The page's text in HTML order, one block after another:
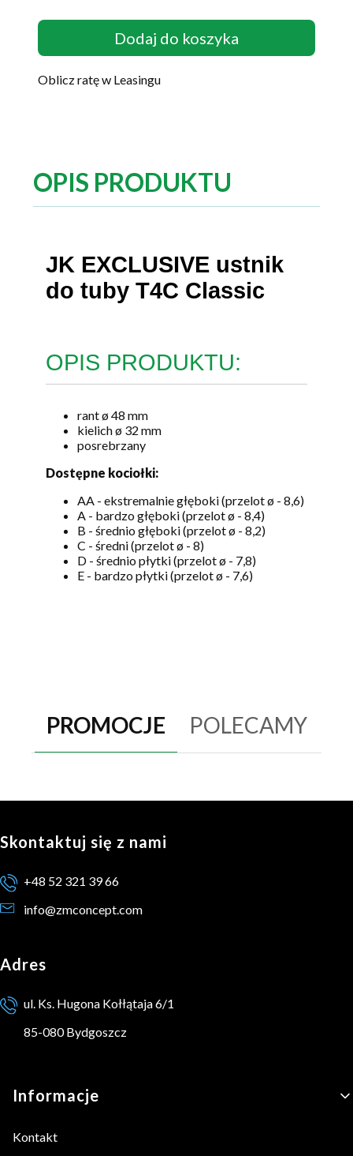
Dodaj do koszyka
Oblicz ratę w Leasingu
OPIS PRODUKTU
JK EXCLUSIVE ustnik
do tuby T4C Classic
OPIS PRODUKTU:
rant ø 48 mm
kielich ø 32 mm
posrebrzany
Dostępne kociołki:
AA - ekstremalnie głęboki (przelot ø - 8,6)
A - bardzo głęboki (przelot ø - 8,4)
B - średnio głęboki (przelot ø - 8,2)
C - średni (przelot ø - 8)
D - średnio płytki (przelot ø - 7,8)
E - bardzo płytki (przelot ø - 7,6)
PROMOCJE POLECAMY
Skontaktuj się z nami
+48 52 321 39 66
info@zmconcept.com
Adres
ul. Ks. Hugona Kołłątaja 6/1
85-080 Bydgoszcz
Linki w stopce
Informacje
Kontakt